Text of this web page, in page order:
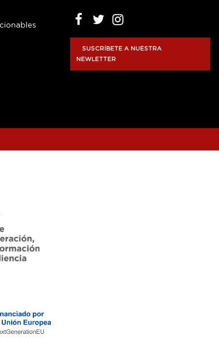
SUSCRÍBETE A NUESTRA
NEWLETTER